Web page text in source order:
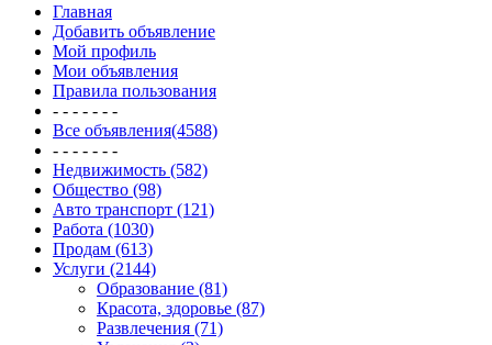
Главная
Добавить объявление
Мой профиль
Мои объявления
Правила пользования
- - - - - - -
Все объявления(4588)
- - - - - - -
Недвижимость (582)
Общество (98)
Авто транспорт (121)
Работа (1030)
Продам (613)
Услуги (2144)
Образование (81)
Красота, здоровье (87)
Развлечения (71)